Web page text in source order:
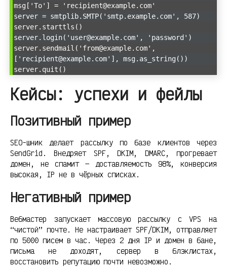
msg['To'] = 'recipient@example.com'
server = smtplib.SMTP('smtp.example.com', 587)
server.starttls()
server.login('user@example.com', 'password')
server.sendmail('from@example.com',
['recipient@example.com'], msg.as_string())
server.quit()
Кейсы: успехи и фейлы
Позитивный пример
SEO-шник делает рассылку по базе клиентов через
SendGrid. Внедряет SPF, DKIM, DMARC, прогревает
домен, не спамит — доставляемость 98%, конверсия
высокая, IP не в чёрных списках.
Негативный пример
Вебмастер запускает массовую рассылку с VPS на
“чистой” почте. Не настраивает SPF/DKIM, отправляет
по 5000 писем в час. Через 2 дня IP и домен в бане,
письма не доходят, сервер в блэклистах,
восстановить репутацию почти невозможно.